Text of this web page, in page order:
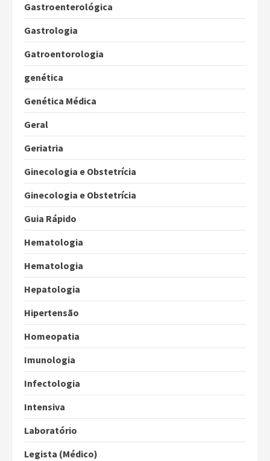
Gastroenterológica
Gastrologia
Gatroentorologia
genética
Genética Médica
Geral
Geriatria
Ginecologia e Obstetrícia
Ginecologia e Obstetrícia
Guia Rápido
Hematologia
Hematologia
Hepatologia
Hipertensão
Homeopatia
Imunologia
Infectologia
Intensiva
Laboratório
Legista (Médico)